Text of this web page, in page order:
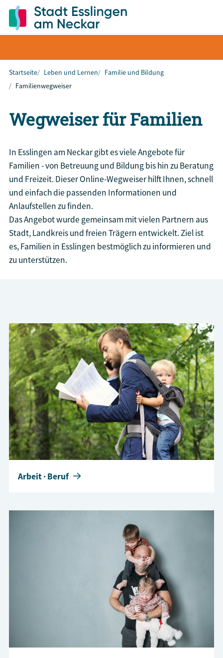
Startseite Leben und Lernen
Familie und Bildung
Familienwegweiser
Wegweiser für Familien
In Esslingen am Neckar gibt es viele Angebote für
Familien - von Betreuung und Bildung bis hin zu Beratung
und Freizeit. Dieser Online-Wegweiser hilft Ihnen, schnell
und einfach die passenden Informationen und
Anlaufstellen zu finden.
Das Angebot wurde gemeinsam mit vielen Partnern aus
Stadt, Landkreis und freien Trägern entwickelt. Ziel ist
es, Familien in Esslingen bestmöglich zu informieren und
zu unterstützen.
Arbeit · Beruf